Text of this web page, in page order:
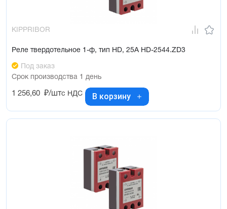
KIPPRIBOR
Реле твердотельное 1-ф, тип HD, 25А HD-2544.ZD3
Под заказ
Срок производства 1 день
1 256,60 ₽/штс НДС В корзину